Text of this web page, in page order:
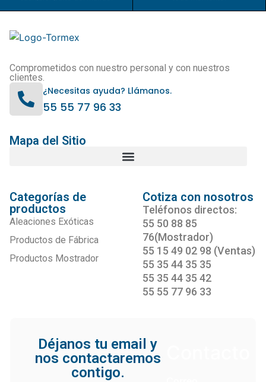
Comprometidos con nuestro personal y con nuestros
clientes.
¿Necesitas ayuda? Llámanos.
55 55 77 96 33
Mapa del Sitio
Categorías de
productos
Aleaciones Exóticas
Productos de Fábrica
Productos Mostrador
Cotiza con nosotros
Teléfonos directos:
55 50 88 85
76(Mostrador)
55 15 49 02 98 (Ventas)
55 35 44 35 35
55 35 44 35 42
55 55 77 96 33
Déjanos tu email y
nos contactaremos
contigo.